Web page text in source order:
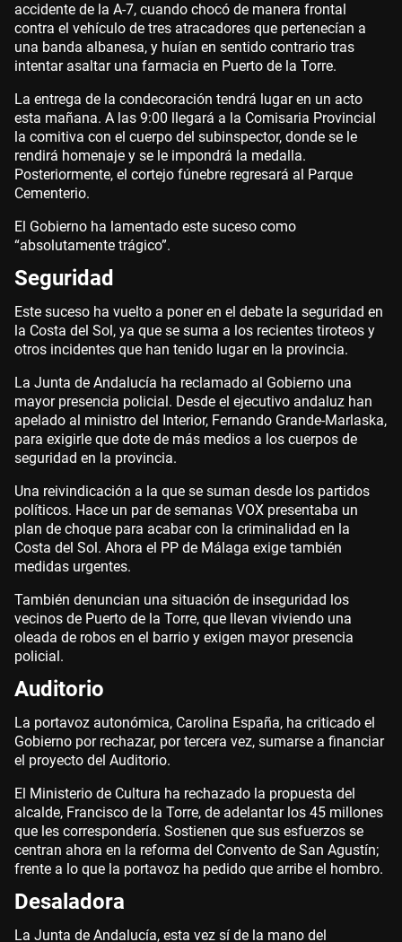
accidente de la A-7, cuando chocó de manera frontal
contra el vehículo de tres atracadores que pertenecían a
una banda albanesa, y huían en sentido contrario tras
intentar asaltar una farmacia en Puerto de la Torre.
La entrega de la condecoración tendrá lugar en un acto
esta mañana. A las 9:00 llegará a la Comisaria Provincial
la comitiva con el cuerpo del subinspector, donde se le
rendirá homenaje y se le impondrá la medalla.
Posteriormente, el cortejo fúnebre regresará al Parque
Cementerio.
El Gobierno ha lamentado este suceso como
“absolutamente trágico”.
Seguridad
Este suceso ha vuelto a poner en el debate la seguridad en
la Costa del Sol, ya que se suma a los recientes tiroteos y
otros incidentes que han tenido lugar en la provincia.
La Junta de Andalucía ha reclamado al Gobierno una
mayor presencia policial. Desde el ejecutivo andaluz han
apelado al ministro del Interior, Fernando Grande-Marlaska,
para exigirle que dote de más medios a los cuerpos de
seguridad en la provincia.
Una reivindicación a la que se suman desde los partidos
políticos. Hace un par de semanas VOX presentaba un
plan de choque para acabar con la criminalidad en la
Costa del Sol. Ahora el PP de Málaga exige también
medidas urgentes.
También denuncian una situación de inseguridad los
vecinos de Puerto de la Torre, que llevan viviendo una
oleada de robos en el barrio y exigen mayor presencia
policial.
Auditorio
La portavoz autonómica, Carolina España, ha criticado el
Gobierno por rechazar, por tercera vez, sumarse a financiar
el proyecto del Auditorio.
El Ministerio de Cultura ha rechazado la propuesta del
alcalde, Francisco de la Torre, de adelantar los 45 millones
que les correspondería. Sostienen que sus esfuerzos se
centran ahora en la reforma del Convento de San Agustín;
frente a lo que la portavoz ha pedido que arribe el hombro.
Desaladora
La Junta de Andalucía, esta vez sí de la mano del